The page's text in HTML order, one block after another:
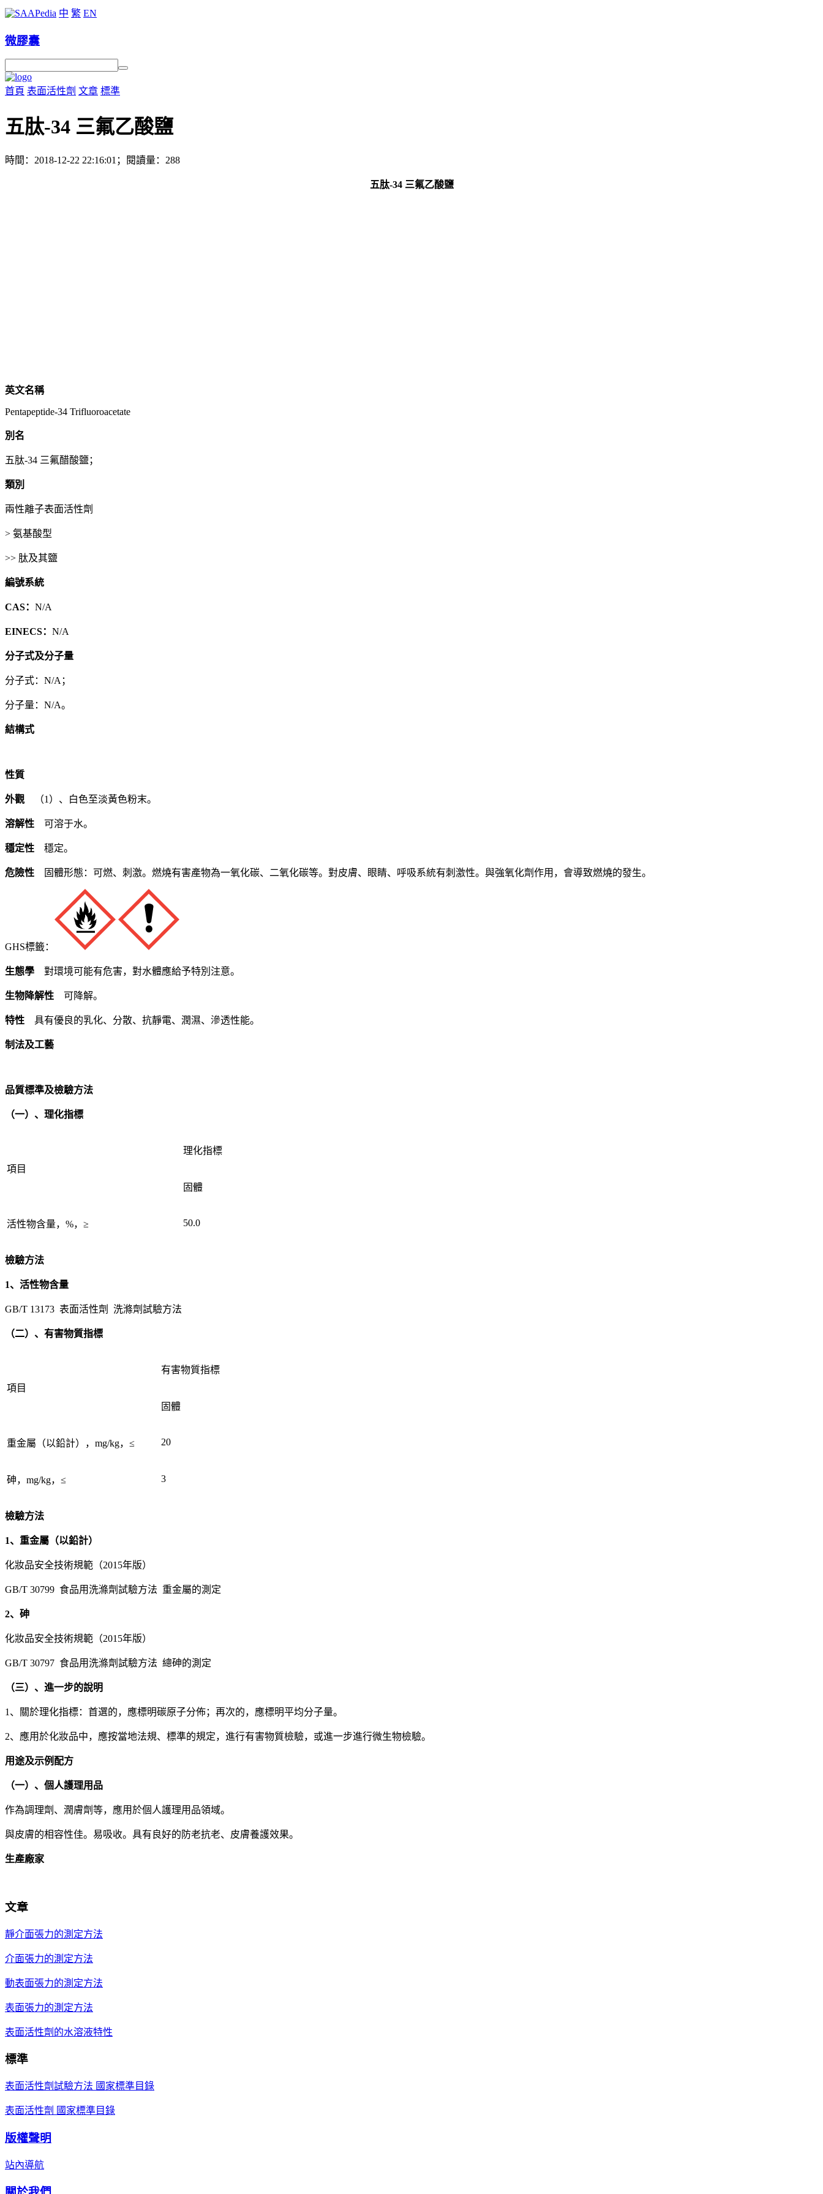
中 繁 EN
微膠囊
首頁 表面活性劑 文章 標準
五肽-34 三氟乙酸鹽
時間：2018-12-22 22:16:01；閱讀量：288
五肽-34 三氟乙酸鹽
英文名稱
Pentapeptide-34 Trifluoroacetate
別名
五肽-34 三氟醋酸鹽；
類別
兩性離子表面活性劑
> 氨基酸型
>> 肽及其鹽
編號系統
CAS： N/A
EINECS： N/A
分子式及分子量
分子式：N/A；
分子量：N/A。
結構式
性質
外觀 （1）、白色至淡黃色粉末。
溶解性 可溶于水。
穩定性 穩定。
危險性 固體形態：可燃、刺激。燃燒有害產物為一氧化碳、二氧化碳等。對皮膚、眼睛、呼吸系統有刺激性。與強氧化劑作用，會導致燃燒的發生。
GHS標籤：
生態學 對環境可能有危害，對水體應給予特別注意。
生物降解性 可降解。
特性 具有優良的乳化、分散、抗靜電、潤濕、滲透性能。
制法及工藝
品質標準及檢驗方法
（一）、理化指標
項目
理化指標
固體
活性物含量，%，≥ 50.0
檢驗方法
1、活性物含量
GB/T 13173 表面活性劑 洗滌劑試驗方法
（二）、有害物質指標
項目
有害物質指標
固體
重金屬（以鉛計），mg/kg，≤ 20
砷，mg/kg，≤ 3
檢驗方法
1、重金屬（以鉛計）
化妝品安全技術規範（2015年版）
GB/T 30799 食品用洗滌劑試驗方法 重金屬的測定
2、砷
化妝品安全技術規範（2015年版）
GB/T 30797 食品用洗滌劑試驗方法 總砷的測定
（三）、進一步的說明
1、關於理化指標：首選的，應標明碳原子分佈；再次的，應標明平均分子量。
2、應用於化妝品中，應按當地法規、標準的規定，進行有害物質檢驗，或進一步進行微生物檢驗。
用途及示例配方
（一）、個人護理用品
作為調理劑、潤膚劑等，應用於個人護理用品領域。
與皮膚的相容性佳。易吸收。具有良好的防老抗老、皮膚養護效果。
生產廠家
文章
靜介面張力的測定方法
介面張力的測定方法
動表面張力的測定方法
表面張力的測定方法
表面活性劑的水溶液特性
標準
表面活性劑試驗方法 國家標準目錄
表面活性劑 國家標準目錄
版權聲明
站內導航